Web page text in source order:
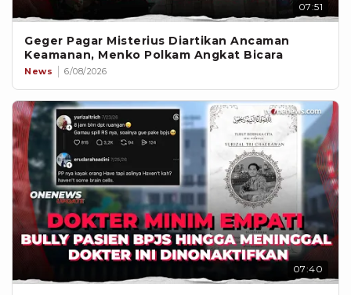
07:51
Geger Pagar Misterius Diartikan Ancaman
Keamanan, Menko Polkam Angkat Bicara
News 6/08/2026
07:40